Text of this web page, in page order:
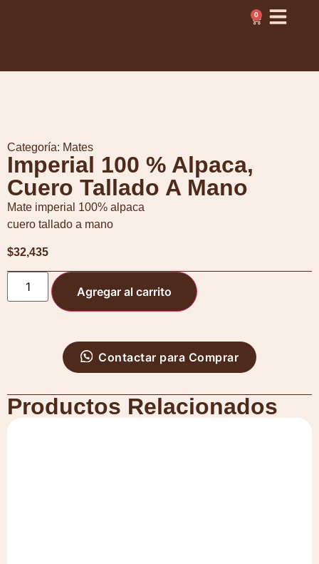
0
Categoría: Mates
Imperial 100 % Alpaca,
Cuero Tallado A Mano
Mate imperial 100% alpaca
cuero tallado a mano
$32,435
Agregar al carrito
Contactar para Comprar
Productos Relacionados